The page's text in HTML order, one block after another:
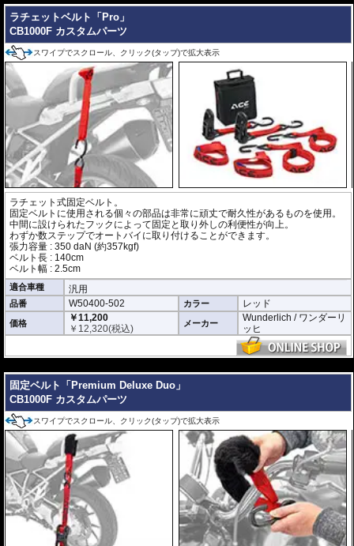
ラチェットベルト「Pro」
CB1000F カスタムパーツ
スワイプでスクロール、クリック(タップ)で拡大表示
ラチェット式固定ベルト。
固定ベルトに使用される個々の部品は非常に頑丈で耐久性があるものを使用。
中間に設けられたフックによって固定と取り外しの利便性が向上。
わずか数ステップでオートバイに取り付けることができます。
張力容量 : 350 daN (約357kgf)
ベルト長 : 140cm
ベルト幅 : 2.5cm
適合車種 汎用
品番 W50400-502 カラー レッド
価格
￥11,200
￥ 12,320(税込) メーカー
Wunderlich / ワンダーリ
ッヒ
固定ベルト「Premium Deluxe Duo」
CB1000F カスタムパーツ
スワイプでスクロール、クリック(タップ)で拡大表示